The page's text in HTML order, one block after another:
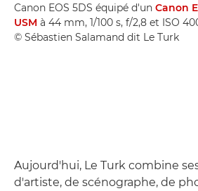
Canon EOS 5DS équipé d'un Canon
USM à 44 mm, 1/100 s, f/2,8 et ISO
© Sébastien Salamand dit Le Turk
Aujourd'hui, Le Turk combine
d'artiste, de scénographe, de